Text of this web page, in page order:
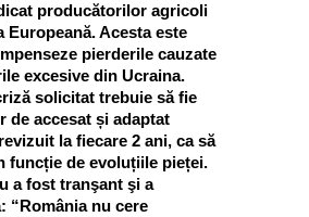
producătorilor agricoli
Europeană. Acesta este
pierderile cauzate
excesive din Ucraina.
solicitat trebuie să fie
de accesat și adaptat
la fiecare 2 ani, ca să
funcție de evoluțiile pieței.
a fost tranşant şi a
“România nu cere